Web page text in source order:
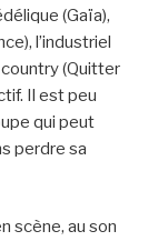
(Gaïa),
l’industriel
country (Quitter
Il est peu
qui peut
perdre sa
scène, au son